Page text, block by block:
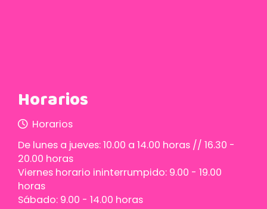
Horarios
Horarios
De lunes a jueves: 10.00 a 14.00 horas // 16.30 -
20.00 horas
Viernes horario ininterrumpido: 9.00 - 19.00
horas
Sábado: 9.00 - 14.00 horas